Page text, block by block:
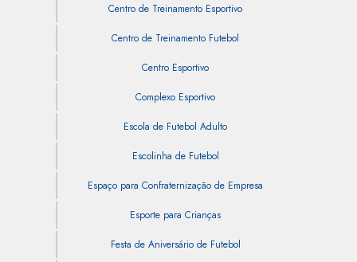
Centro de Treinamento Esportivo
Centro de Treinamento Futebol
Centro Esportivo
Complexo Esportivo
Escola de Futebol Adulto
Escolinha de Futebol
Espaço para Confraternização de Empresa
Esporte para Crianças
Festa de Aniversário de Futebol